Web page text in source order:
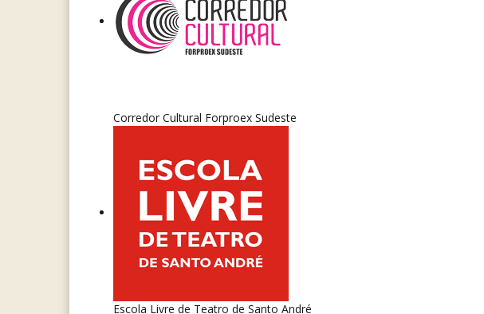
Corredor Cultural Forproex Sudeste
Escola Livre de Teatro de Santo André